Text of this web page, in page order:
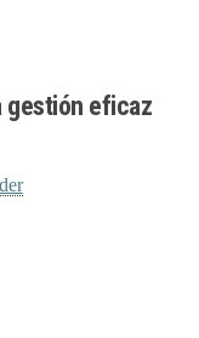
gestión eficaz